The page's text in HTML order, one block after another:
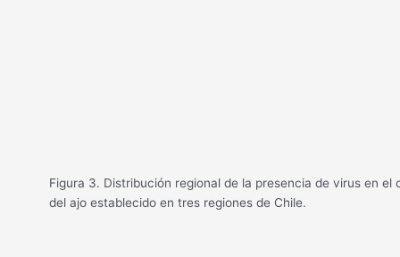
Figura 3. Distribución regional de la presencia de virus en el
del ajo establecido en tres regiones de Chile.